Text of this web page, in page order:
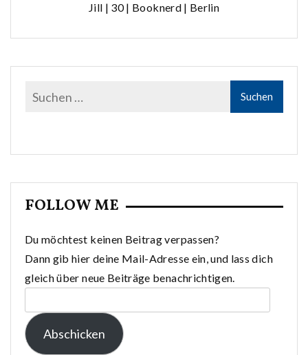
Jill | 30 | Booknerd | Berlin
FOLLOW ME
Du möchtest keinen Beitrag verpassen?
Dann gib hier deine Mail-Adresse ein, und lass dich
gleich über neue Beiträge benachrichtigen.
Mail-
Adresse:
Abschicken